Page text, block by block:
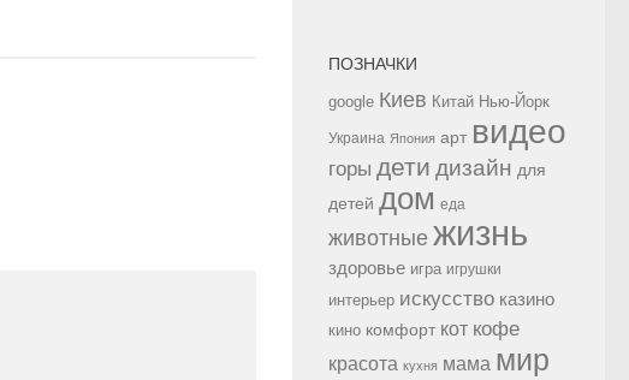
ПОЗНАЧКИ
google Киев Китай Нью-Йорк
Украина Япония арт видео
горы дети дизайн для
детей дом еда
животные жизнь
здоровье игра игрушки
интерьер искусство казино
кино комфорт кот кофе
красота кухня мама мир